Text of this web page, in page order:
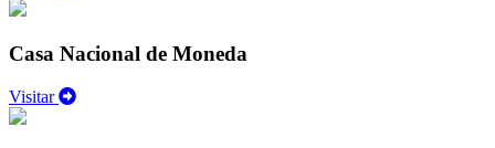
Casa Nacional de Moneda
Visitar